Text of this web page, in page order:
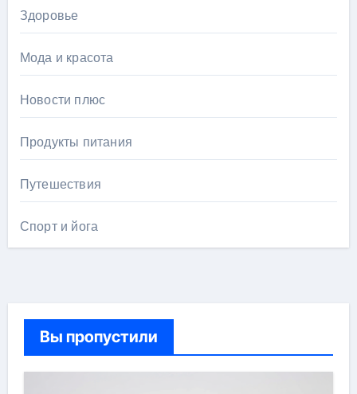
Здоровье
Мода и красота
Новости плюс
Продукты питания
Путешествия
Спорт и йога
Вы пропустили